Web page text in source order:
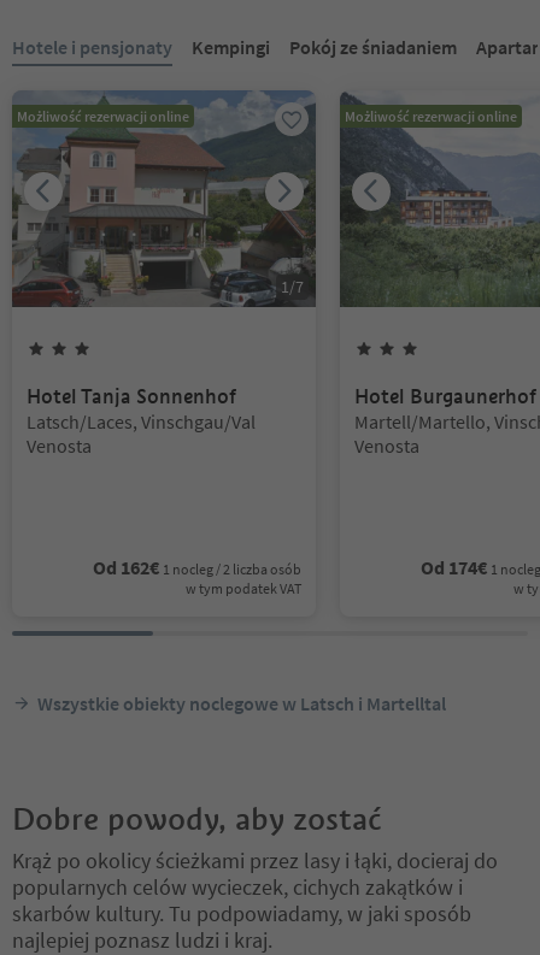
Znajdujesz się na suwaku z zakładkami. Wybierz zakładkę, aby
Hotele i pensjonaty Kempingi Pokój ze śniadaniem
Możliwość rezerwacji online
1 /7
Hotel Tanja Sonnenhof
Lokalizacja:
Latsch/Laces, Vinschgau/Val
Venosta
Od 162€ 1 nocleg / 2 liczba osób
w tym podatek VAT
Możliwość rezerwacji online
Hotel Burgaunerhof
Lokalizacja:
Martell/Martello,
Venosta
Od 174€ 1
w
Wszystkie obiekty noclegowe w Latsch i Martelltal
Dobre powody, aby zostać
Krąż po okolicy ścieżkami przez lasy i łąki, docieraj do
popularnych celów wycieczek, cichych zakątków i
skarbów kultury. Tu podpowiadamy, w jaki sposób
najlepiej poznasz ludzi i kraj.